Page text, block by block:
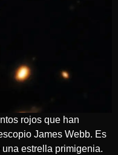
rojos que han
James Webb. Es
estrella primigenia.